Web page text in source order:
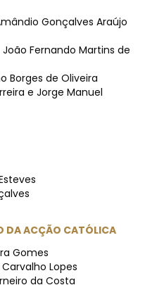
Gonçalves Araújo
Fernando Martins de
Borges de Oliveira
e Jorge Manuel
DA ACÇÃO CATÓLICA
Gomes
Lopes
da Costa